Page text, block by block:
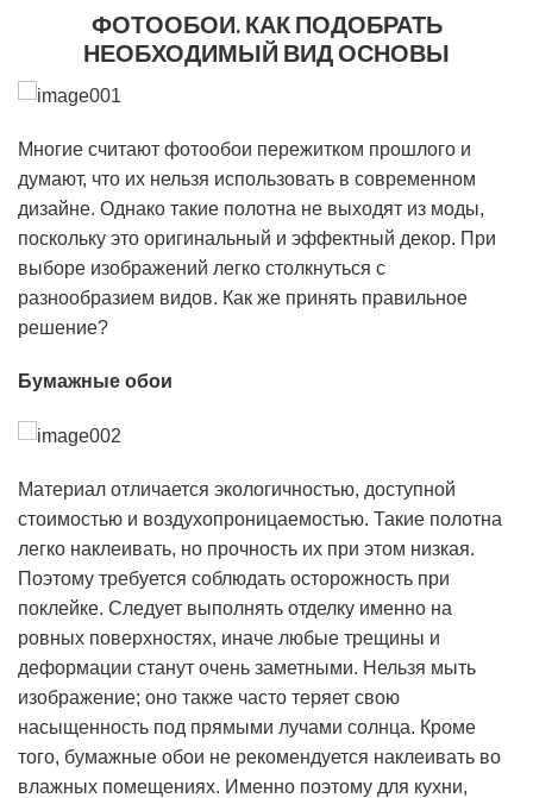
ФОТООБОИ. КАК ПОДОБРАТЬ
НЕОБХОДИМЫЙ ВИД ОСНОВЫ
Многие считают фотообои пережитком прошлого и
думают, что их нельзя использовать в современном
дизайне. Однако такие полотна не выходят из моды,
поскольку это оригинальный и эффектный декор. При
выборе изображений легко столкнуться с
разнообразием видов. Как же принять правильное
решение?
Бумажные обои
Материал отличается экологичностью, доступной
стоимостью и воздухопроницаемостью. Такие полотна
легко наклеивать, но прочность их при этом низкая.
Поэтому требуется соблюдать осторожность при
поклейке. Следует выполнять отделку именно на
ровных поверхностях, иначе любые трещины и
деформации станут очень заметными. Нельзя мыть
изображение; оно также часто теряет свою
насыщенность под прямыми лучами солнца. Кроме
того, бумажные обои не рекомендуется наклеивать во
влажных помещениях. Именно поэтому для кухни,